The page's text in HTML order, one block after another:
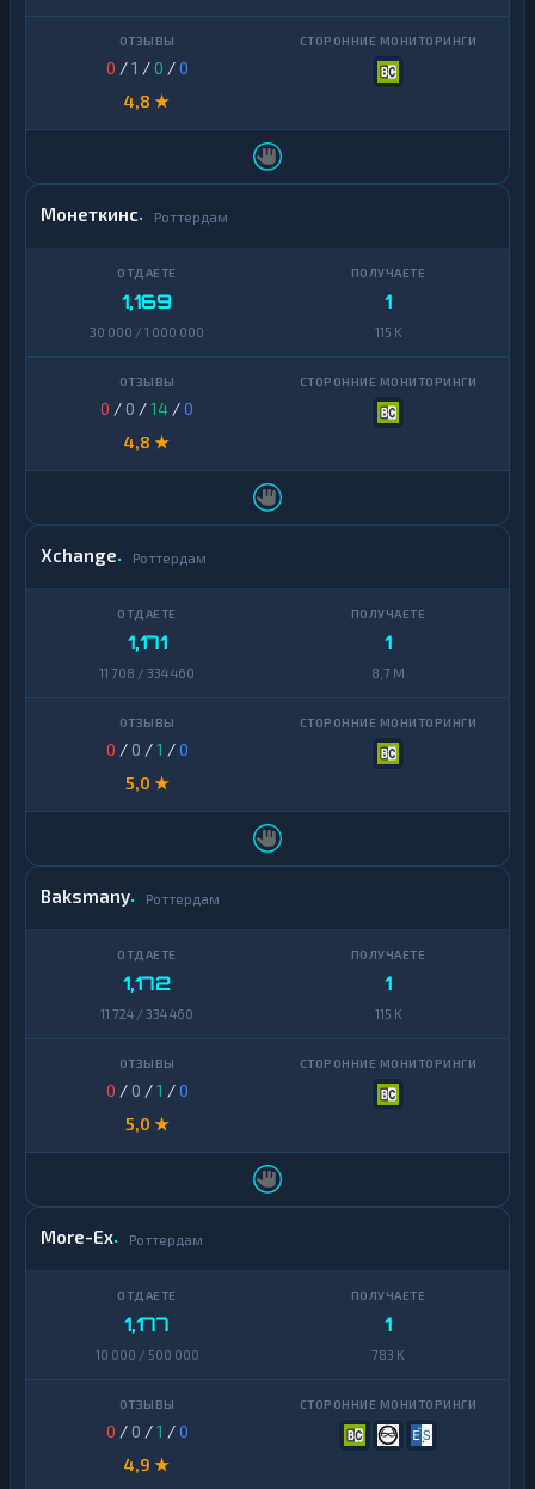
0 /1 /0 /0
4,8 ★
Монеткинс Роттердам
1,169
30 000 / 1 000 000
1
115 K
0 / 0 /14 /0
4,8 ★
Xchange Роттердам
1,171
11 708 / 334 460
1
8,7 M
0 / 0 /1 /0
5,0 ★
Baksmany Роттердам
1,172
11 724 / 334 460
1
115 K
0 / 0 /1 /0
5,0 ★
More-Ex Роттердам
1,177
10 000 / 500 000
1
783 K
0 / 0 /1 /0
4,9 ★